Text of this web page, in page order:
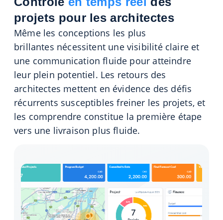
projets pour les architectes
Même les conceptions les plus
brillantes nécessitent unevisibilité claire et
une communication fluide pour atteindre
leur plein potentiel. Les retours des
architectes mettent en évidence des défis
récurrents susceptibles freiner les projets, et
les comprendre constitue la première étape
vers une livraison plus fluide.